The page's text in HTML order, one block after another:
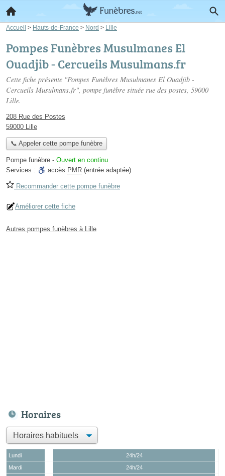
Accueil > Hauts-de-France > Nord > Lille
Pompes Funèbres Musulmanes El
Ouadjib - Cercueils Musulmans.fr
Cette fiche présente "Pompes Funèbres Musulmanes El Ouadjib -
Cercueils Musulmans.fr", pompe funèbre située rue des postes, 59000
Lille.
208 Rue des Postes
59000 Lille
📞 Appeler cette pompe funèbre
Pompe funèbre - Ouvert en continu
Services :
accès PMR (entrée adaptée)
Recommander cette pompe funèbre
Améliorer cette fiche
Autres pompes funèbres à Lille
Horaires
Lundi
24h/24
Mardi
24h/24